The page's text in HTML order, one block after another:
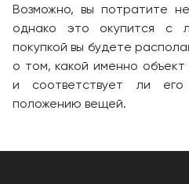
Возможно, вы потратите
однако это окупится с
покупкой вы будете
о том, какой именно
и соответствует ли его
положению вещей.